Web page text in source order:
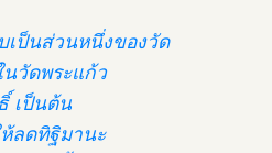
เป็นส่วนหนึ่งของวัด
วัดพระแก้ว
เป็นต้น
ลดทิฐิมานะ